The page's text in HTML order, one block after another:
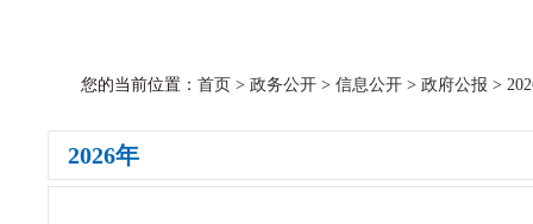
您的当前位置： 首页 > 政务公开 > 信息公开 > 政府公报 >
2026年